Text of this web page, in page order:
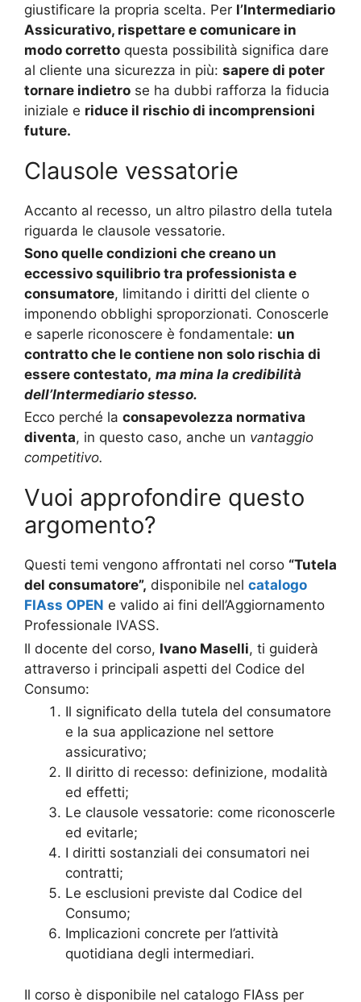
giustificare la propria scelta. Per l’Intermediario
Assicurativo, rispettare e comunicare in
modo corretto questa possibilità significa dare
al cliente una sicurezza in più: sapere di poter
tornare indietro se ha dubbi rafforza la fiducia
iniziale e riduce il rischio di incomprensioni
future.
Clausole vessatorie
Accanto al recesso, un altro pilastro della tutela
riguarda le clausole vessatorie.
Sono quelle condizioni che creano un
eccessivo squilibrio tra professionista e
consumatore, limitando i diritti del cliente o
imponendo obblighi sproporzionati. Conoscerle
e saperle riconoscere è fondamentale: un
contratto che le contiene non solo rischia di
essere contestato, ma mina la credibilità
dell’Intermediario stesso.
Ecco perché la consapevolezza normativa
diventa, in questo caso, anche un vantaggio
competitivo.
Vuoi approfondire questo
argomento?
Questi temi vengono affrontati nel corso “Tutela
del consumatore”, disponibile nel catalogo
FIAss OPEN e valido ai fini dell’Aggiornamento
Professionale IVASS.
Il docente del corso, Ivano Maselli, ti guiderà
attraverso i principali aspetti del Codice del
Consumo:
Il significato della tutela del consumatore
e la sua applicazione nel settore
assicurativo;
Il diritto di recesso: definizione, modalità
ed effetti;
Le clausole vessatorie: come riconoscerle
ed evitarle;
I diritti sostanziali dei consumatori nei
contratti;
Le esclusioni previste dal Codice del
Consumo;
Implicazioni concrete per l’attività
quotidiana degli intermediari.
Il corso è disponibile nel catalogo FIAss per